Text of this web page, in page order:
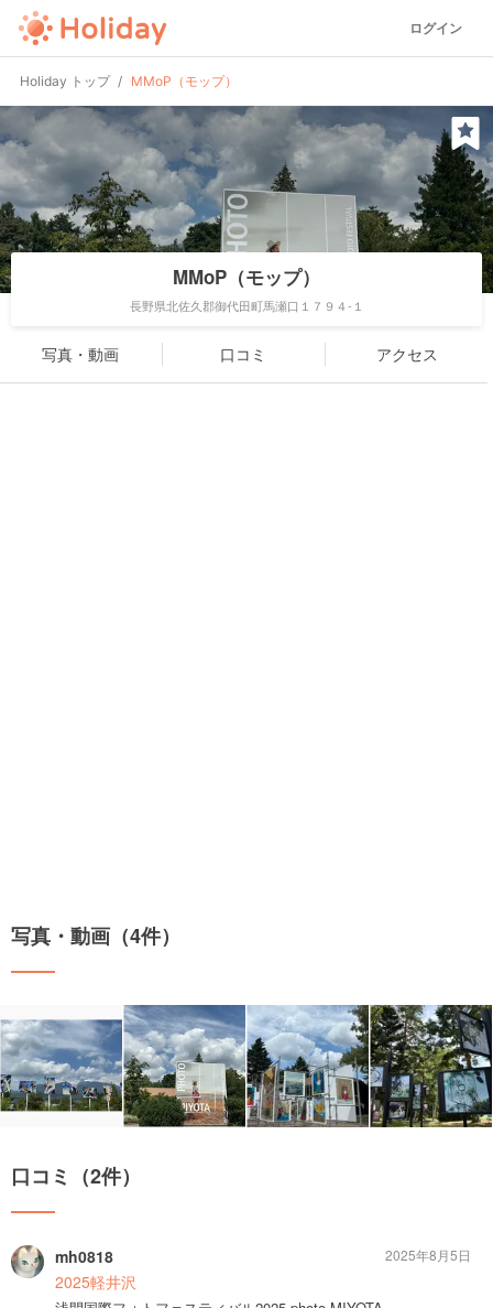
ログイン
Holiday トップ MMoP（モップ）
MMoP（モップ）
長野県北佐久郡御代田町馬瀬口１７９４-１
写真・動画 口コミ アクセス
写真・動画（4件）
口コミ（2件）
mh0818
2025軽井沢
2025年8月5日